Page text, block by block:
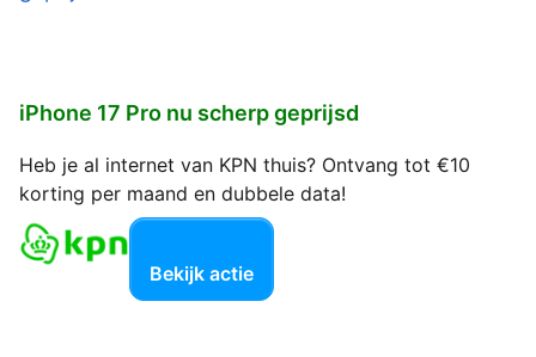
iPhone 17 Pro nu scherp geprijsd
Heb je al internet van KPN thuis? Ontvang tot €10
korting per maand en dubbele data!
Bekijk actie